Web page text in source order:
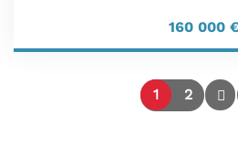
160 000
1 2